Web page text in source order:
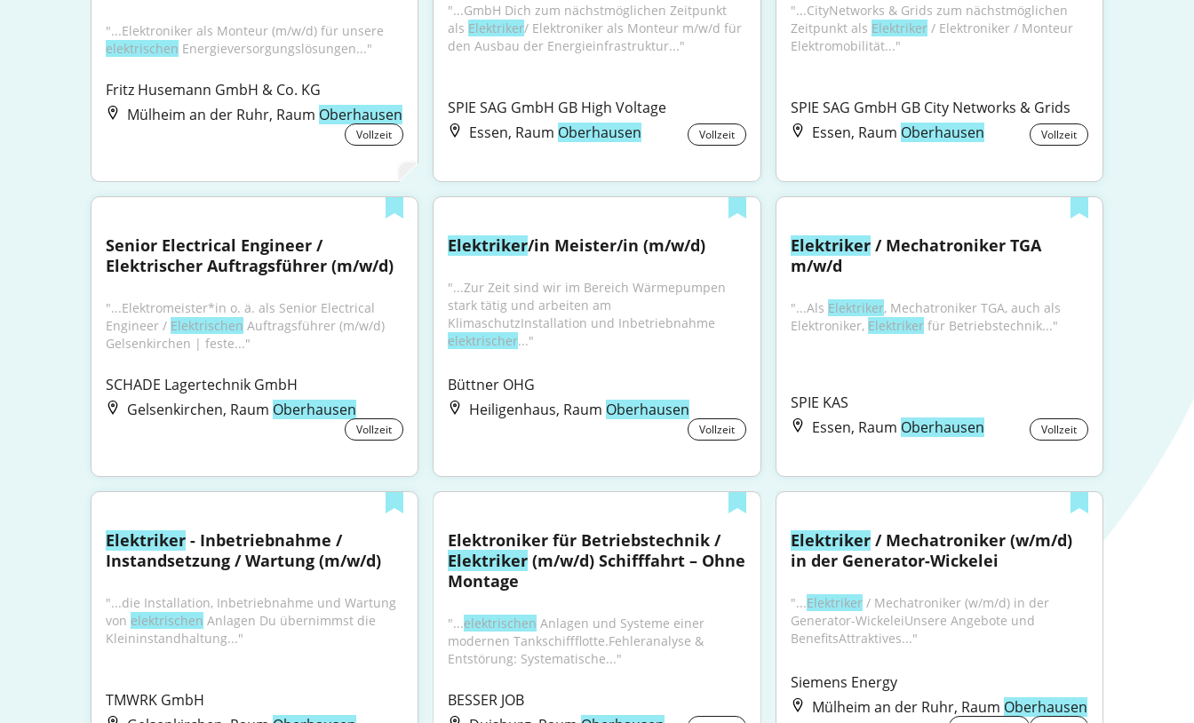
elektrischen Energieversorgungslösungen..."
Fritz Husemann GmbH & Co. KG
Mülheim an der Ruhr, Raum Oberhausen
Vollzeit
"...GmbH Dich zum nächstmöglichen Zeitpunkt
als Elektriker/ Elektroniker als Monteur m/w/d für
den Ausbau der Energieinfrastruktur..."
SPIE SAG GmbH GB High Voltage
Essen, Raum Oberhausen Vollzeit
"...CityNetworks & Grids zum nächstmöglichen
Zeitpunkt als Elektriker / Elektroniker / Monteur
Elektromobilität..."
SPIE SAG GmbH GB City Networks & Grids
Essen, Raum Oberhausen Vollzeit
Senior Electrical Engineer /
Elektrischer Auftragsführer (m/w/d)
"...Elektromeister*in o. ä. als Senior Electrical
Engineer / Elektrischen Auftragsführer (m/w/d)
Gelsenkirchen | feste..."
SCHADE Lagertechnik GmbH
Gelsenkirchen, Raum Oberhausen
Vollzeit
Elektriker/in Meister/in (m/w/d)
"...Zur Zeit sind wir im Bereich Wärmepumpen
stark tätig und arbeiten am
elektrischer..."
Büttner OHG
Heiligenhaus, Raum Oberhausen
Vollzeit
Elektriker / Mechatroniker TGA
m/w/d
"...Als Elektriker, Mechatroniker TGA, auch als
Elektroniker, Elektriker für Betriebstechnik..."
SPIE KAS
Essen, Raum Oberhausen Vollzeit
Elektriker - Inbetriebnahme /
Instandsetzung / Wartung (m/w/d)
"...die Installation, Inbetriebnahme und Wartung
von elektrischen Anlagen Du übernimmst die
Kleininstandhaltung..."
TMWRK GmbH
Elektroniker für Betriebstechnik /
Elektriker (m/w/d) Schifffahrt – Ohne
Montage
"...elektrischen Anlagen und Systeme einer
modernen Tankschiffflotte.Fehleranalyse &
Entstörung: Systematische..."
BESSER JOB
Elektriker / Mechatroniker (w/m/d)
in der Generator-Wickelei
"...Elektriker / Mechatroniker (w/m/d) in der
Generator-WickeleiUnsere Angebote und
BenefitsAttraktives..."
Siemens Energy
Mülheim an der Ruhr, Raum Oberhausen